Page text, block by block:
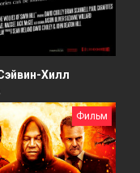
Хилл
Фильм